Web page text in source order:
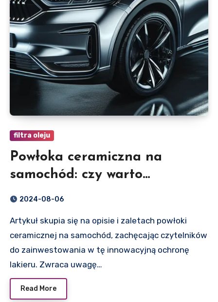
filtra oleju
Powłoka ceramiczna na
samochód: czy warto
zainwestować?
2024-08-06
Artykuł skupia się na opisie i zaletach powłoki
ceramicznej na samochód, zachęcając czytelników
do zainwestowania w tę innowacyjną ochronę
lakieru. Zwraca uwagę…
Read More